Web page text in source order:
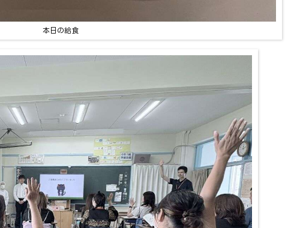
本日の給食